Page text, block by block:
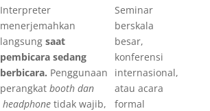
Interpreter
menerjemahkan
langsung saat
pembicara sedang
berbicara. Penggunaan
perangkat booth dan
headphone tidak wajib,
Seminar
berskala
besar,
konferensi
internasional,
atau acara
formal